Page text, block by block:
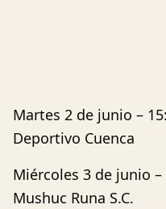
Martes 2 de junio –
Deportivo Cuenca
Miércoles 3 de junio –
Mushuc Runa S.C.